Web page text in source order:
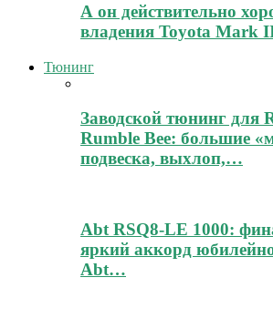
А он действительно
владения Toyota Mark
Тюнинг
Заводской тюнинг для
Rumble Bee: большие
подвеска, выхлоп,…
Abt RSQ8-LE 1000:
яркий аккорд
Abt…